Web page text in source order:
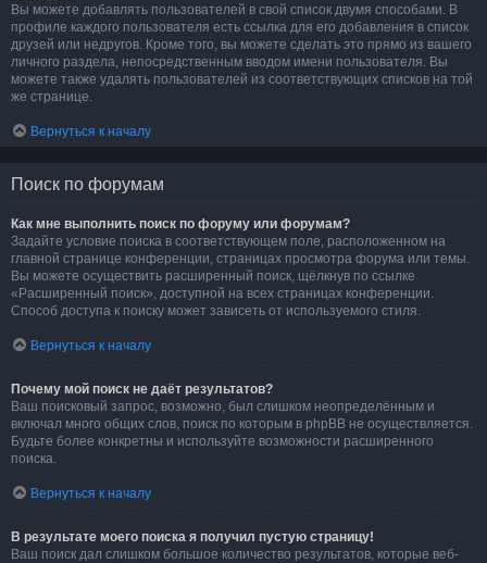
Вы можете добавлять пользователей в свой список двумя способами. В
профиле каждого пользователя есть ссылка для его добавления в список
друзей или недругов. Кроме того, вы можете сделать это прямо из вашего
личного раздела, непосредственным вводом имени пользователя. Вы
можете также удалять пользователей из соответствующих списков на той
же странице.
Вернуться к началу
Поиск по форумам
Как мне выполнить поиск по форуму или форумам?
Задайте условие поиска в соответствующем поле, расположенном на
главной странице конференции, страницах просмотра форума или темы.
Вы можете осуществить расширенный поиск, щёлкнув по ссылке
«Расширенный поиск», доступной на всех страницах конференции.
Способ доступа к поиску может зависеть от используемого стиля.
Вернуться к началу
Почему мой поиск не даёт результатов?
Ваш поисковый запрос, возможно, был слишком неопределённым и
включал много общих слов, поиск по которым в phpBB не осуществляется.
Будьте более конкретны и используйте возможности расширенного
поиска.
Вернуться к началу
В результате моего поиска я получил пустую страницу!
Ваш поиск дал слишком большое количество результатов, которые веб-